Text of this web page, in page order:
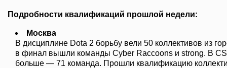
Подробности квалификаций прошлой недели:
Москва
В дисциплине Dota 2 борьбу вели 50 коллективов из
в финал вышли команды Cyber Raccoons и strong. В
больше — 71 команда. Прошли квалификацию